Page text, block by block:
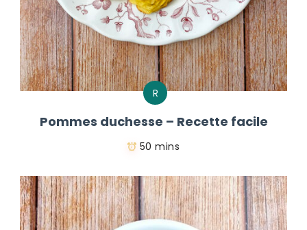
R
Pommes duchesse – Recette facile
50 mins